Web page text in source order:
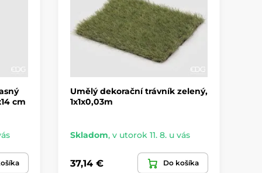
cm
Umělý dekorační trávník zelený,
1x1x0,03m
Skladom, v utorok 11. 8. u vás
37,14 € Do košíka